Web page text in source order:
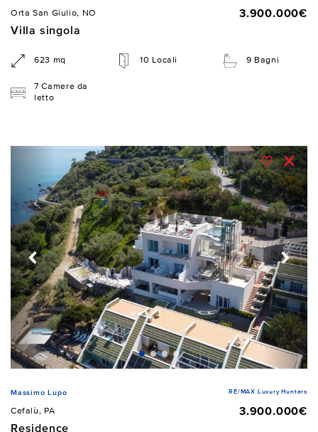
Orta San Giulio, NO
3.900.000€
Villa singola
623 mq 10 Locali 9 Bagni
7 Camere da
letto
Massimo Lupo RE/MAX Luxury Hunters
Cefalù, PA
3.900.000€
Residence